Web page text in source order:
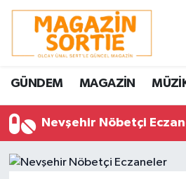
GÜNDEM MAGAZİN
Nevşehir Nöbetçi
Nöbetçi Eczaneler
Hava Durumu
Trafik Durumu
Süper Lig Puan Durumu ve